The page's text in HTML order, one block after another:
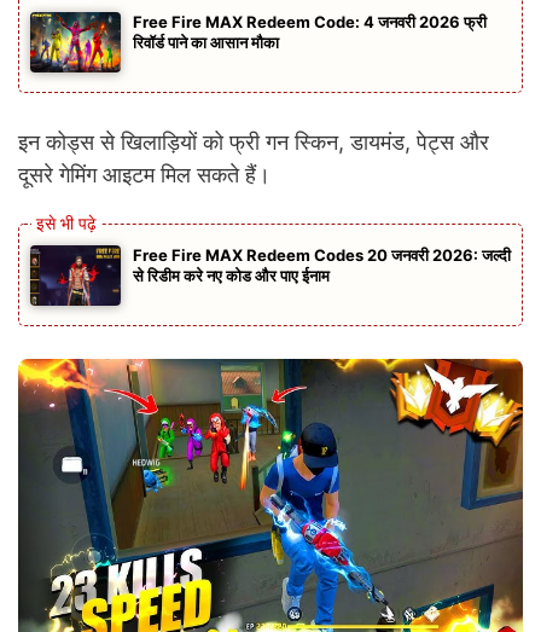
Free Fire MAX Redeem Code: 4 जनवरी 2026 फ्री
रिवॉर्ड पाने का आसान मौका
इन कोड्स से खिलाड़ियों को फ्री गन स्किन, डायमंड, पेट्स और
दूसरे गेमिंग आइटम मिल सकते हैं।
Free Fire MAX Redeem Codes 20 जनवरी 2026: जल्दी
से रिडीम करे नए कोड और पाए ईनाम